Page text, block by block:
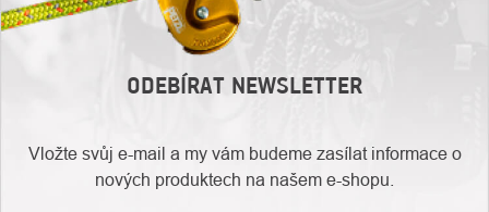
ODEBÍRAT NEWSLETTER
Vložte svůj e-mail a my vám budeme zasílat informace o
nových produktech na našem e-shopu.